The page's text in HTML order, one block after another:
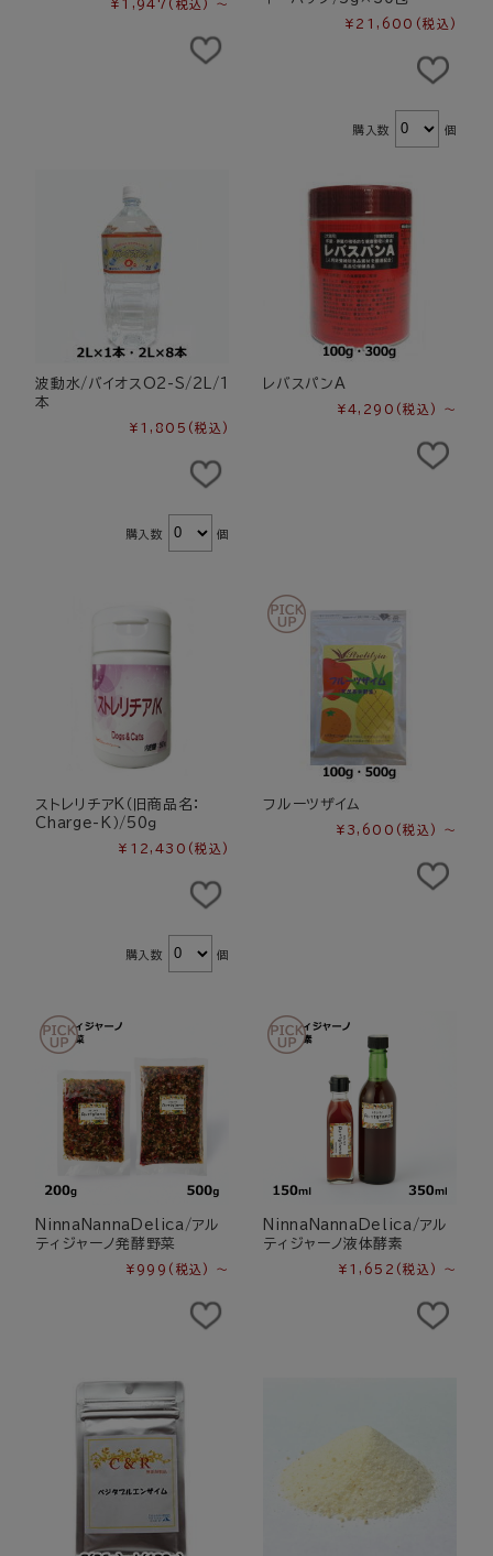
¥1,947 (税込) ～
¥21,600 (税込)
購入数 個
波動水/バイオスO2-S/2L/1
本
¥1,805 (税込)
購入数 個
レバスパンA
¥4,290 (税込) ～
ストレリチアK（旧商品名：
Charge-K）/50ｇ
¥12,430 (税込)
購入数 個
フルーツザイム
¥3,600 (税込) ～
NinnaNannaDelica/アル
ティジャーノ発酵野菜
¥999 (税込) ～
NinnaNannaDelica/アル
ティジャーノ液体酵素
¥1,652 (税込) ～